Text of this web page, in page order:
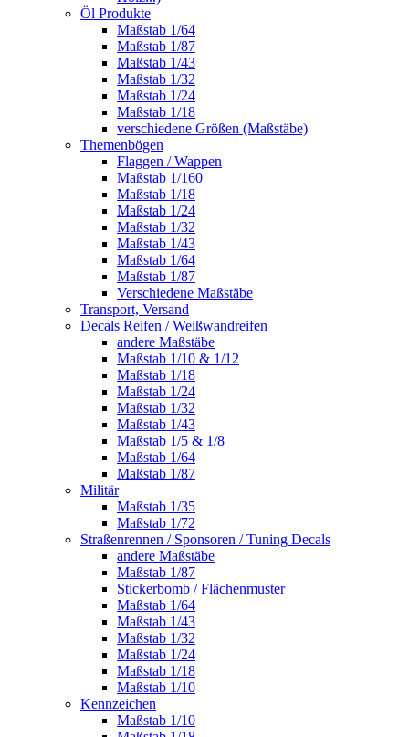
Öl Produkte
Maßstab 1/64
Maßstab 1/87
Maßstab 1/43
Maßstab 1/32
Maßstab 1/24
Maßstab 1/18
verschiedene Größen (Maßstäbe)
Themenbögen
Flaggen / Wappen
Maßstab 1/160
Maßstab 1/18
Maßstab 1/24
Maßstab 1/32
Maßstab 1/43
Maßstab 1/64
Maßstab 1/87
Verschiedene Maßstäbe
Transport, Versand
Decals Reifen / Weißwandreifen
andere Maßstäbe
Maßstab 1/10 & 1/12
Maßstab 1/18
Maßstab 1/24
Maßstab 1/32
Maßstab 1/43
Maßstab 1/5 & 1/8
Maßstab 1/64
Maßstab 1/87
Militär
Maßstab 1/35
Maßstab 1/72
Straßenrennen / Sponsoren / Tuning Decals
andere Maßstäbe
Maßstab 1/87
Stickerbomb / Flächenmuster
Maßstab 1/64
Maßstab 1/43
Maßstab 1/32
Maßstab 1/24
Maßstab 1/18
Maßstab 1/10
Kennzeichen
Maßstab 1/10